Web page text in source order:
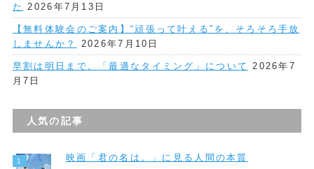
た
2026年7月13日
【無料体験会のご案内】“頑張って叶える”を、そろそろ手放
しませんか？
2026年7月10日
早割は明日まで。「最適なタイミング」について
2026年7
月7日
人気の記事
映画「君の名は。」に見る人間の本質